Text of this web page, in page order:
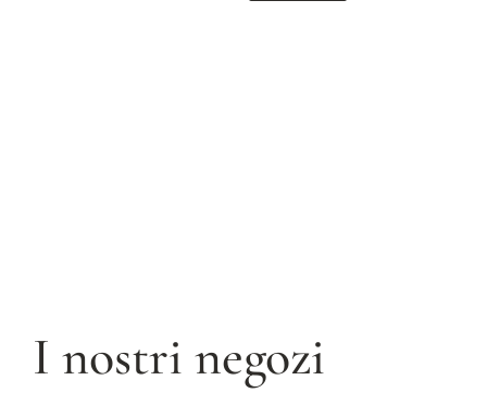
Aggiungi al carrello
I nostri negozi